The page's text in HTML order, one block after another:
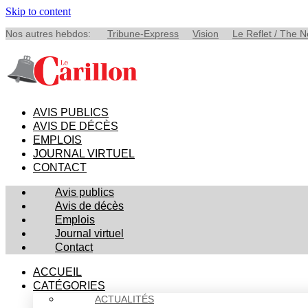
Skip to content
Nos autres hebdos: Tribune-Express Vision Le Reflet / The
AVIS PUBLICS
AVIS DE DÉCÈS
EMPLOIS
JOURNAL VIRTUEL
CONTACT
Avis publics
Avis de décès
Emplois
Journal virtuel
Contact
ACCUEIL
CATÉGORIES
ACTUALITÉS